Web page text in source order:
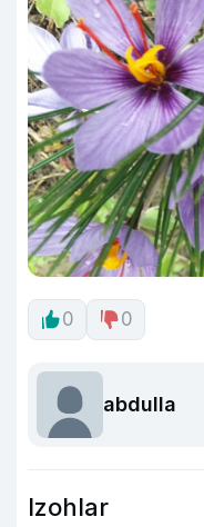
0 0
abdulla
Izohlar